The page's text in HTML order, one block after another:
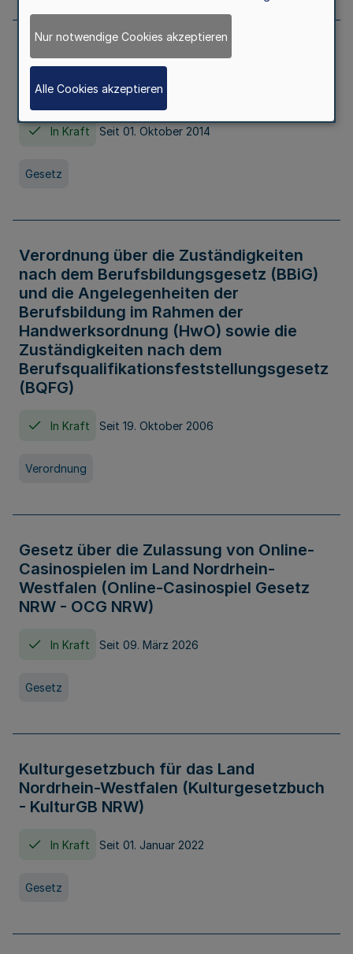
Gesetz über die Hochschulen des Landes
Nordrhein-Westfalen (Hochschulgesetz -
HG)
In Kraft Seit 01. Oktober 2014
Gesetz
Verordnung über die Zuständigkeiten
nach dem Berufsbildungsgesetz (BBiG)
und die Angelegenheiten der
Berufsbildung im Rahmen der
Handwerksordnung (HwO) sowie die
Zuständigkeiten nach dem
Berufsqualifikationsfeststellungsgesetz
(BQFG)
In Kraft Seit 19. Oktober 2006
Verordnung
Gesetz über die Zulassung von Online-
Casinospielen im Land Nordrhein-
Westfalen (Online-Casinospiel Gesetz
NRW - OCG NRW)
In Kraft Seit 09. März 2026
Gesetz
Kulturgesetzbuch für das Land
Nordrhein-Westfalen (Kulturgesetzbuch
- KulturGB NRW)
In Kraft Seit 01. Januar 2022
Gesetz
Nur notwendige Cookies akzeptieren
Alle Cookies akzeptieren